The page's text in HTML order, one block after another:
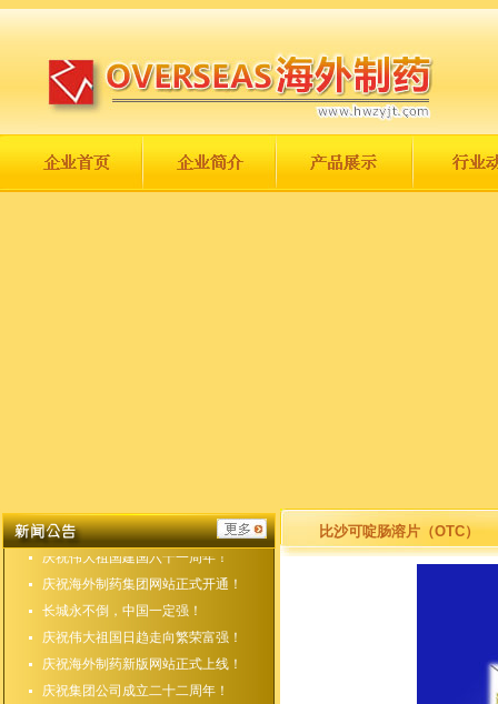
庆祝集团公司成立二十二周年！
庆祝伟大祖国建国六十一周年！
庆祝海外制药集团网站正式开通！
长城永不倒，中国一定强！
庆祝伟大祖国日趋走向繁荣富强！
庆祝海外制药新版网站正式上线！
庆祝集团公司成立二十二周年！
比沙可啶肠溶片（OTC）